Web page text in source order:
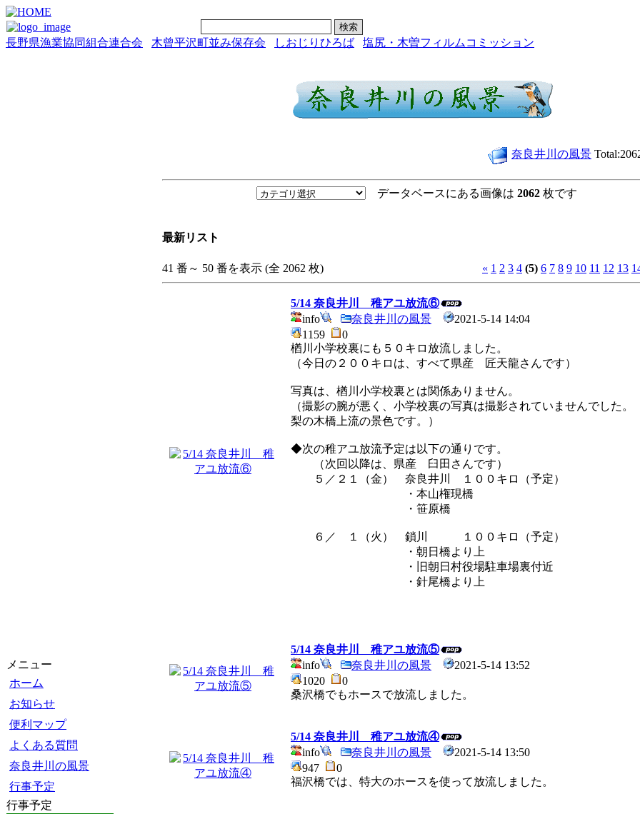
長野県漁業協同組合連合会 木曾平沢町並み保存会 しおじりひろば 塩尻・木曽フィルムコミッション
メニュー
ホーム
お知らせ
便利マップ
よくある質問
奈良井川の風景
行事予定
行事予定
奈良井川の風景
データベースにある画像は 2062 枚です
最新リスト
41 番～ 50 番を表示 (全 2062 枚) « 1 2 3 4 (5) 6 7 8 9 10 11 12 13
5/14 奈良井川 稚アユ放流⑥
info
奈良井川の風景
2021-5-14 14:04
1159
0
楢川小学校裏にも５０キロ放流しました。
（今日の２００キロは、すべて県産 匠天龍さんです）
写真は、楢川小学校裏とは関係ありません。
（撮影の腕が悪く、小学校裏の写真は撮影されていませんでした。
梨の木橋上流の景色です。）
◆次の稚アユ放流予定は以下の通りです。
（次回以降は、県産 臼田さんです）
５／２１（金） 奈良井川 １００キロ（予定）
・本山権現橋
・笹原橋
６／ １（火） 鎖川 １００キロ（予定）
・朝日橋より上
・旧朝日村役場駐車場裏付近
・針尾橋より上
5/14 奈良井川 稚アユ放流⑤
info
奈良井川の風景
2021-5-14 13:52
1020
0
桑沢橋でもホースで放流しました。
5/14 奈良井川 稚アユ放流④
info
奈良井川の風景
2021-5-14 13:50
947
0
福沢橋では、特大のホースを使って放流しました。